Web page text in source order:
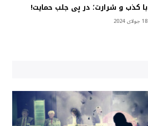
با کذب و شرارت؛ در پی جلب حمایت!
18 جولای 2024